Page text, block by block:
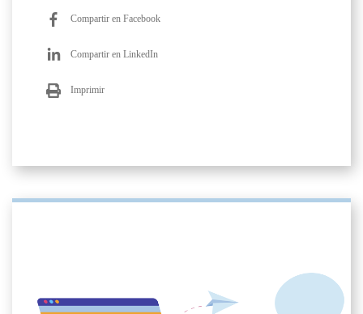
Compartir en Facebook
Compartir en LinkedIn
Imprimir